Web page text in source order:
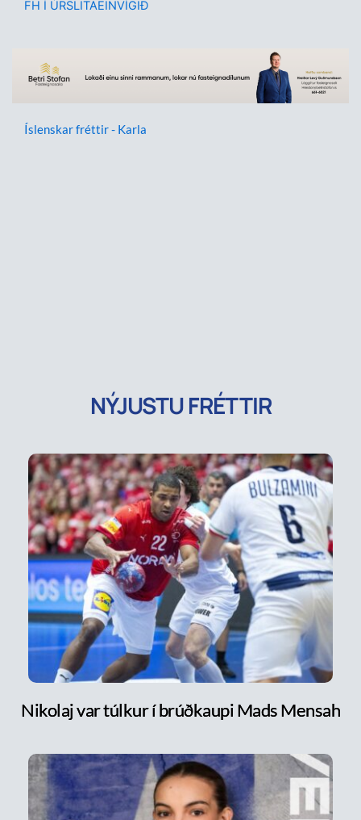
FH Í ÚRSLITAEINVÍGIÐ
Íslenskar fréttir - Karla
NÝJUSTU FRÉTTIR
Nikolaj var túlkur í brúðkaupi Mads Mensah